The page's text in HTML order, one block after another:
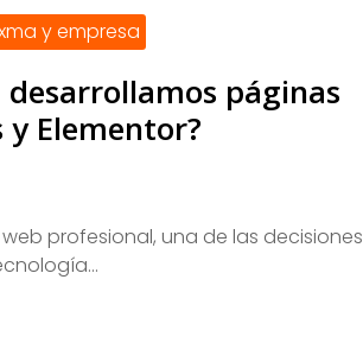
y empresa
páginas
y Elementor?
profesional, una de las decisiones